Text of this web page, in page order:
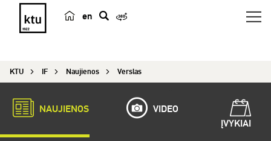
en
e
KTU IF Naujienos Verslas
NAUJIENOS
VIDEO
ĮVYKIAI